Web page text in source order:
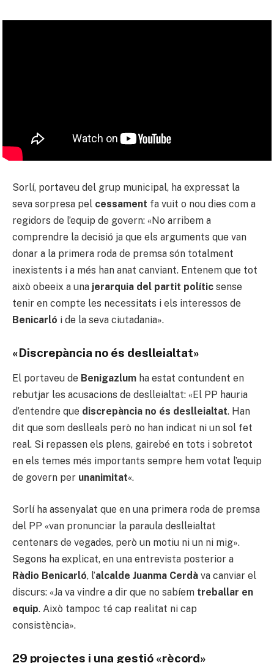
Sorlí, portaveu del grup municipal, ha expressat la
seva sorpresa pel cessament fa vuit o nou dies com a
regidors de l’equip de govern: «No arribem a
comprendre la decisió ja que els arguments que van
donar a la primera roda de premsa són totalment
inexistents i a més han anat canviant. Entenem que tot
això obeeix a una jerarquia del partit polític sense
tenir en compte les necessitats i els interessos de
Benicarló i de la seva ciutadania».
«Discrepància no és deslleialtat»
El portaveu de Benigazlum ha estat contundent en
rebutjar les acusacions de deslleialtat: «El PP hauria
d’entendre que discrepància no és deslleialtat. Han
dit que som deslleals però no han indicat ni un sol fet
real. Si repassen els plens, gairebé en tots i sobretot
en els temes més importants sempre hem votat l’equip
de govern per unanimitat«.
Sorlí ha assenyalat que en una primera roda de premsa
del PP «van pronunciar la paraula deslleialtat
centenars de vegades, però un motiu ni un ni mig».
Segons ha explicat, en una entrevista posterior a
Ràdio Benicarló, l’alcalde Juanma Cerdà va canviar el
discurs: «Ja va vindre a dir que no sabíem treballar en
equip. Això tampoc té cap realitat ni cap
consistència».
29 projectes i una gestió «rècord»